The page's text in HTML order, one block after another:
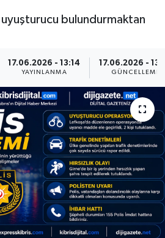
bulundurmaktan
17.06.2026 - 13:14
YAYINLANMA
17.06.2026 -
GÜNCELLEME